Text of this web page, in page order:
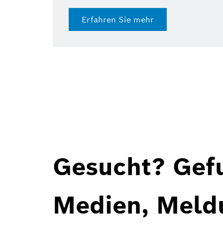
Erfahren Sie mehr
Gesucht?
Medien,